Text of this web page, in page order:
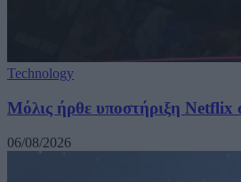
Technology
Μόλις ήρθε υποστήριξη Netflix
06/08/2026